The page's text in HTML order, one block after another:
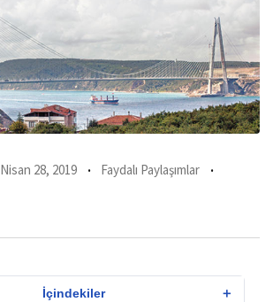
Nisan 28, 2019
Faydalı Paylaşımlar
İçindekiler ＋